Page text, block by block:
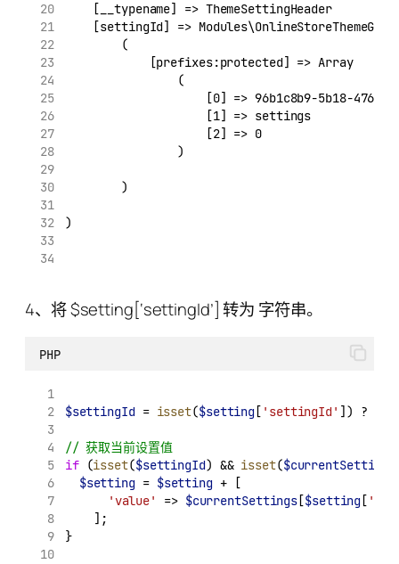
    [__typename] => ThemeSettingHeader
[settingId] =>
        (
            [prefixes:protected] => Array
                (
[0] => 96b1c8b9-5b18-4760-
                    [1] => settings
                    [2] => 0
                )
        )
)
4、将 $setting[‘settingId’] 转为 字符串。
PHP
$settingId = isset($setting [ 'settingId' ]) ? (
// 获取当前设置值
if (isset($settingId) && isset($currentSettings
$setting = $setting + [
'value'
=> $currentSettings [$setting [
		];
}